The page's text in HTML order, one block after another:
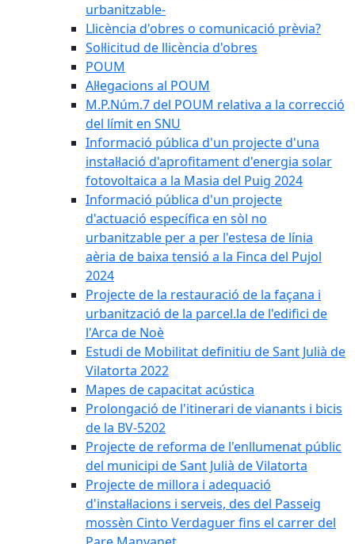
urbanitzable-
Llicència d'obres o comunicació prèvia?
Sol·licitud de llicència d'obres
POUM
Al·legacions al POUM
M.P.Núm.7 del POUM relativa a la correcció
del límit en SNU
Informació pública d'un projecte d'una
instal·lació d'aprofitament d'energia solar
fotovoltaica a la Masia del Puig 2024
Informació pública d'un projecte
d'actuació específica en sòl no
urbanitzable per a per l'estesa de línia
aèria de baixa tensió a la Finca del Pujol
2024
Projecte de la restauració de la façana i
urbanització de la parcel.la de l'edifici de
l'Arca de Noè
Estudi de Mobilitat definitiu de Sant Julià de
Vilatorta 2022
Mapes de capacitat acústica
Prolongació de l'itinerari de vianants i bicis
de la BV-5202
Projecte de reforma de l'enllumenat públic
del municipi de Sant Julià de Vilatorta
Projecte de millora i adequació
d'instal·lacions i serveis, des del Passeig
mossèn Cinto Verdaguer fins el carrer del